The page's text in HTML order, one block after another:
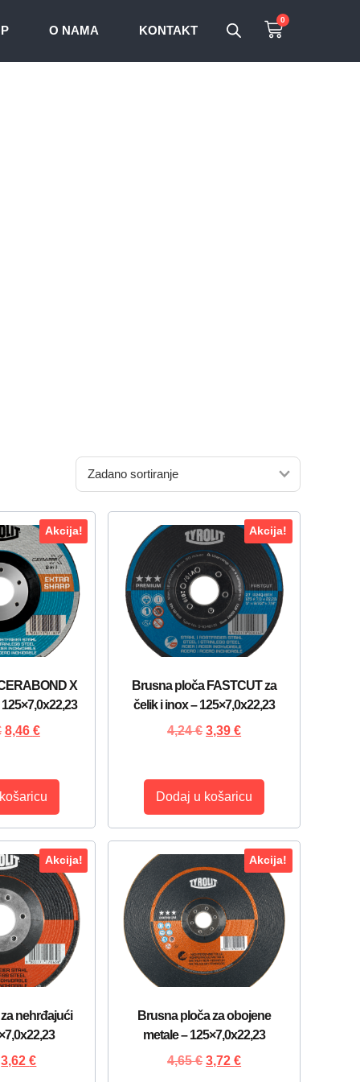
O NAMA KONTAKT
0
Akcija!
X
8,46 €
Akcija!
Brusna ploča FASTCUT za
čelik i inox – 125×7,0x22,23
4,24€ 3,39€
Dodaj u košaricu
Akcija!
nehrđajući
3,62€
Akcija!
Brusna ploča za obojene
metale – 125×7,0x22,23
4,65€ 3,72€